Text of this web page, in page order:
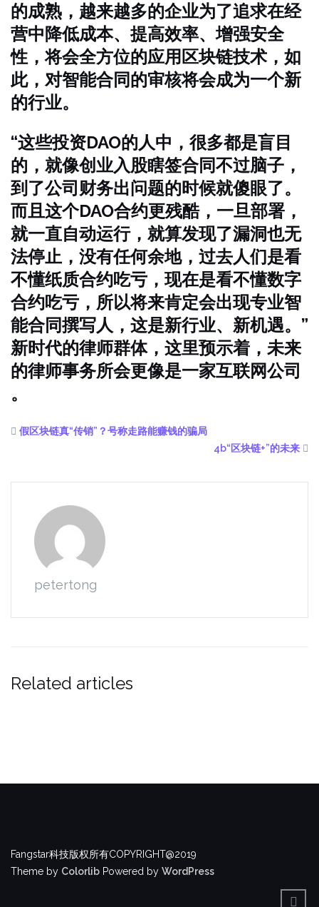
的成熟，越来越多的企业为了追求在经
营中降低成本、提高效率、增强安全
性，将会全方位的应用区块链技术，如
此，对智能合同的审核将会成为一个新
的行业。
“这些投资DAO的人中，很多都是盲目
的，就像创业入股瞎签合同不过脑子，
到了公司财务出问题的时候就傻眼了。
而且这个DAO合约更残酷，一旦部署，
就一直自动运行，就算发现了漏洞也无
法停止，没有任何余地，过去人们是看
不懂纸质合约吃亏，现在是看不懂数字
合约吃亏，所以将来肯定会出现专业智
能合同撰写人，这是新行业、新机遇。”
新时代的律师群体，这里预示着，未来
的律师事务所会更像是一家互联网公司
。
假区块链真“传销”？号称走路能赚钱的骗局
4b“区块链+”的未来
petertong
Related articles
Fangstar科技版权所有COPYRIGHT@2019
Theme by Colorlib Powered by WordPress